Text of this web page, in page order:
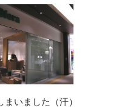
いました（汗）